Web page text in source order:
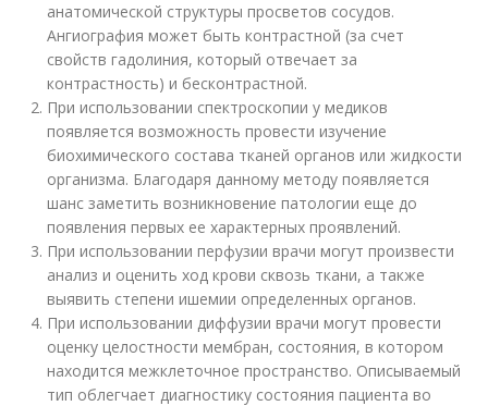
анатомической структуры просветов сосудов.
Ангиография может быть контрастной (за счет
свойств гадолиния, который отвечает за
контрастность) и бесконтрастной.
При использовании спектроскопии у медиков
появляется возможность провести изучение
биохимического состава тканей органов или жидкости
организма. Благодаря данному методу появляется
шанс заметить возникновение патологии еще до
появления первых ее характерных проявлений.
При использовании перфузии врачи могут произвести
анализ и оценить ход крови сквозь ткани, а также
выявить степени ишемии определенных органов.
При использовании диффузии врачи могут провести
оценку целостности мембран, состояния, в котором
находится межклеточное пространство. Описываемый
тип облегчает диагностику состояния пациента во